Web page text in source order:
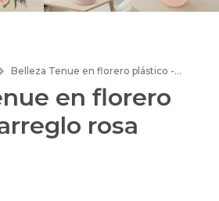
Belleza Tenue en florero plástico -
en florero
rosa